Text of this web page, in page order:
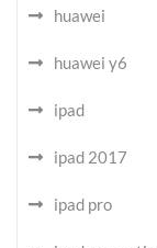
huawei
huawei y6
ipad
ipad 2017
ipad pro